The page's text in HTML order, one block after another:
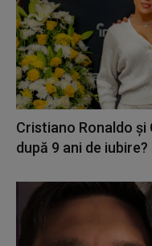
Cristiano Ronaldo și
după 9 ani de